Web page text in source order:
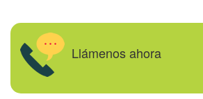
Llámenos ahora